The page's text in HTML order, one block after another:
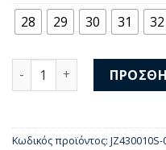
59,00 €.
28 29 30 31 32
Replay Sneakers Epic JR
Κωδικός προϊόντος: